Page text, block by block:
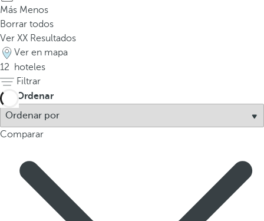
t
a
n
a
e
m
e
r
g
e
Más Menos
Borrar todos
Ver XX Resultados
Ver en mapa
12
hoteles
Filtrar
Ordenar
Comparar